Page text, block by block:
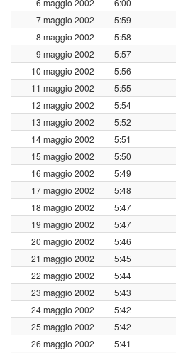
7 maggio 2002
5:59
8 maggio 2002
5:58
9 maggio 2002
5:57
10 maggio 2002
5:56
11 maggio 2002
5:55
12 maggio 2002
5:54
13 maggio 2002
5:52
14 maggio 2002
5:51
15 maggio 2002
5:50
16 maggio 2002
5:49
17 maggio 2002
5:48
18 maggio 2002
5:47
19 maggio 2002
5:47
20 maggio 2002
5:46
21 maggio 2002
5:45
22 maggio 2002
5:44
23 maggio 2002
5:43
24 maggio 2002
5:42
25 maggio 2002
5:42
26 maggio 2002
5:41